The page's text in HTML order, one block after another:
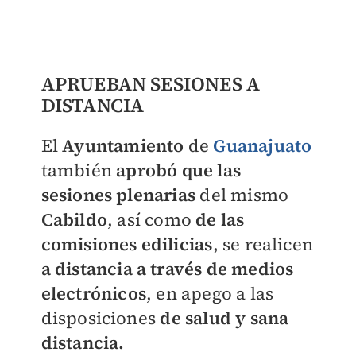
APRUEBAN SESIONES A
DISTANCIA
ElAyuntamiento de Guanajuato
también aprobó que las
sesiones plenarias del mismo
Cabildo, así como de las
comisiones edilicias, se realicen
a distancia a través de medios
electrónicos, en apego a las
disposiciones de salud y sana
distancia.